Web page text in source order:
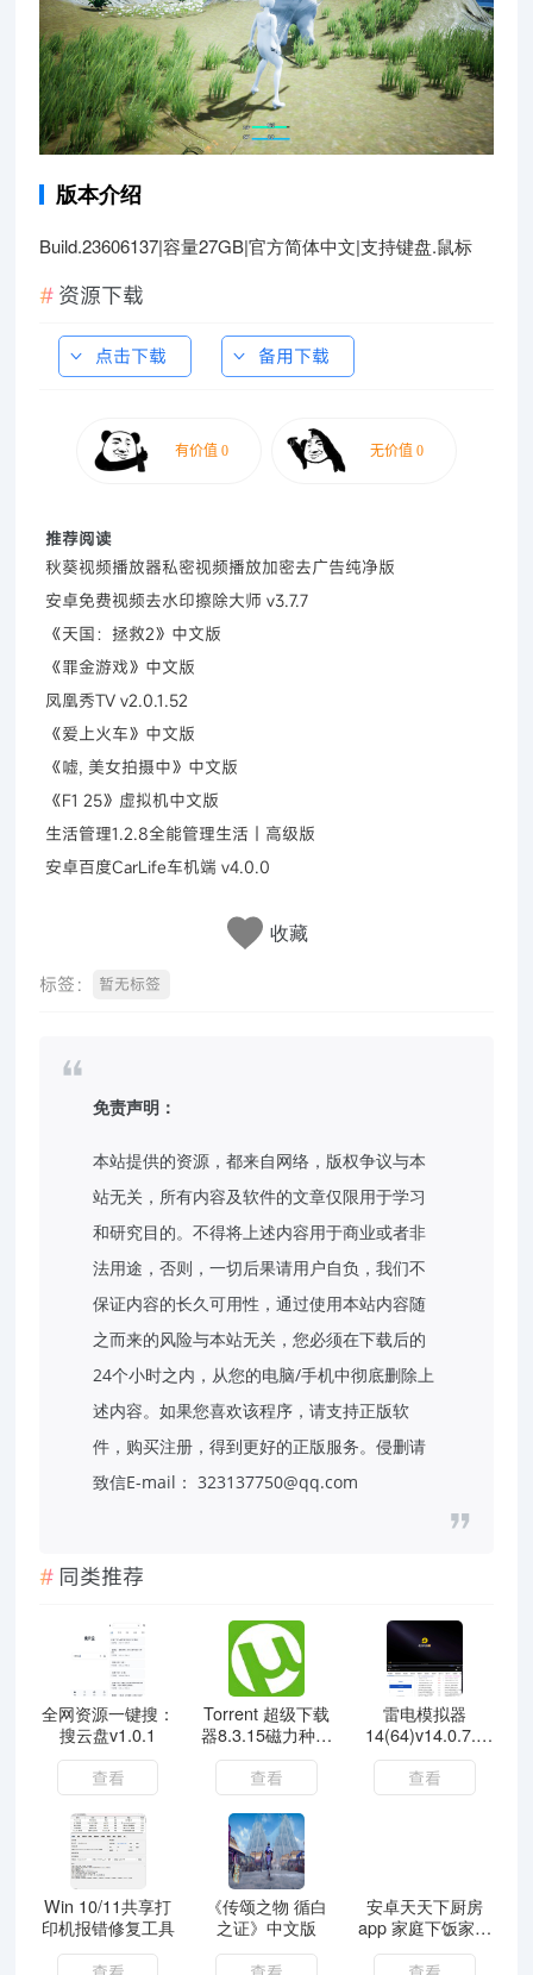
版本介绍
Build.23606137|容量27GB|官方简体中文|支持键盘.鼠标
资源下载
点击下载 备用下载
推荐阅读
秋葵视频播放器私密视频播放加密去广告纯净版
安卓免费视频去水印擦除大师 v3.7.7
《天国：拯救2》中文版
《罪金游戏》中文版
凤凰秀TV v2.0.1.52
《爱上火车》中文版
《嘘, 美女拍摄中》中文版
《F1 25》虚拟机中文版
生活管理1.2.8全能管理生活｜高级版
安卓百度CarLife车机端 v4.0.0
收藏
标签： 暂无标签
免责声明：
本站提供的资源，都来自网络，版权争议与本
站无关，所有内容及软件的文章仅限用于学习
和研究目的。不得将上述内容用于商业或者非
法用途，否则，一切后果请用户自负，我们不
保证内容的长久可用性，通过使用本站内容随
之而来的风险与本站无关，您必须在下载后的
24个小时之内，从您的电脑/手机中彻底删除上
述内容。如果您喜欢该程序，请支持正版软
件，购买注册，得到更好的正版服务。侵删请
致信E-mail： 323137750@qq.com
同类推荐
全网资源一键搜：
搜云盘v1.0.1
查看
Torrent 超级下载
器8.3.15磁力种子
不限速下载
查看
雷电模拟器
14(64)v14.0.7.7
绿色纯净版
查看
Win 10/11共享打
印机报错修复工具
《传颂之物 循白
之证》中文版
安卓天天下厨房
app 家庭下饭家常
菜